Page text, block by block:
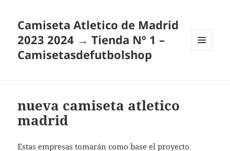
Camiseta Atletico de Madrid
2023 2024 → Tienda Nº 1 –
Camisetasdefutbolshop
nueva camiseta atletico
madrid
Estas empresas tomarán como base el proyecto